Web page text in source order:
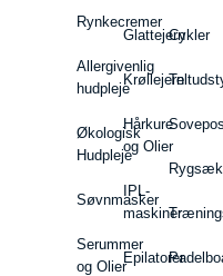
Rynkecremer
Allergivenlig
hudpleje
Økologisk
Hudpleje
Søvnmasker
Serummer
og Olier
Glattejern
Krøllejern
Hårkure
og Olier
IPL-
maskiner
Epilatorer
Cykler